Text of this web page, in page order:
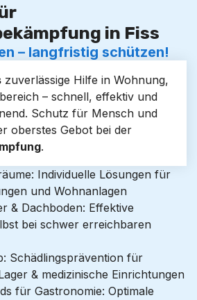
in Fiss
– langfristig schützen!
zuverlässige Hilfe in Wohnung,
– schnell, effektiv und
Schutz für Mensch und
oberstes Gebot bei der
.
Individuelle Lösungen für
und Wohnanlagen
& Dachboden: Effektive
bei schwer erreichbaren
Schädlingsprävention für
& medizinische Einrichtungen
für Gastronomie: Optimale